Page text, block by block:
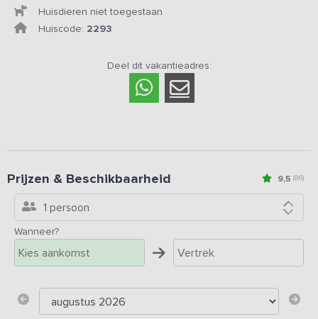
Huisdieren niet toegestaan
Huiscode: 2293
Deel dit vakantieadres:
9,5 (86)
Prijzen & Beschikbaarheid
1 persoon
Wanneer?